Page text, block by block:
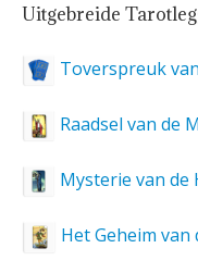
Uitgebreide
Toverspreuk
Raadsel van de
Mysterie van de
Het Geheim van